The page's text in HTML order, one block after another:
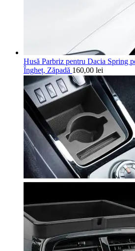
Husă Parbriz pentru Dacia Spring
Îngheț, Zăpadă 160,00 lei